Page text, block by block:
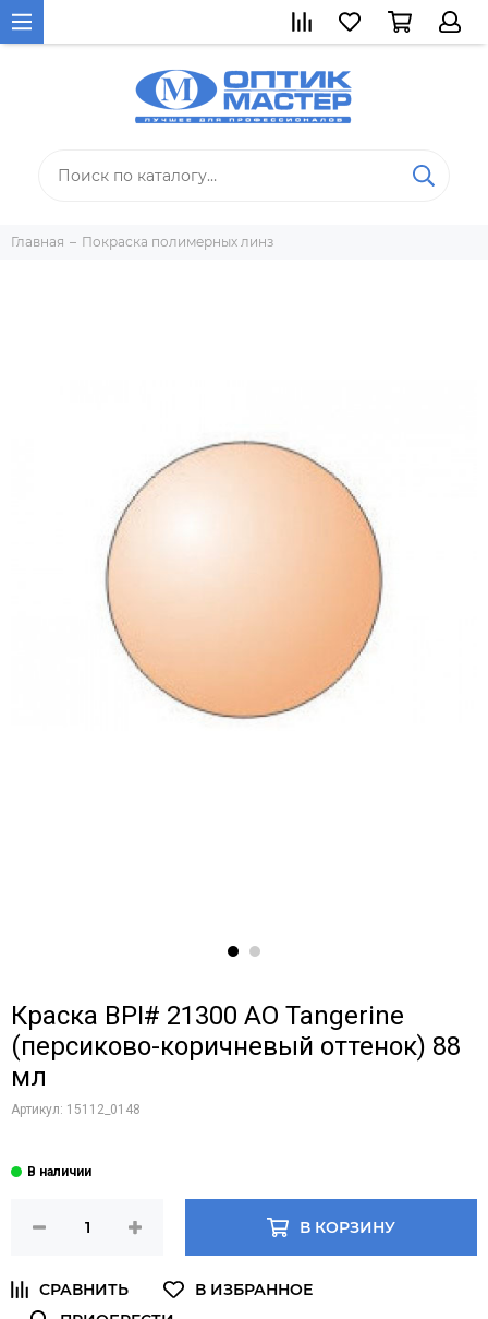
Главная Покраска полимерных линз
Краска BPI# 21300 AO Tangerine
(персиково-коричневый оттенок) 88
мл
Артикул: 15112_0148
В КОРЗИНУ